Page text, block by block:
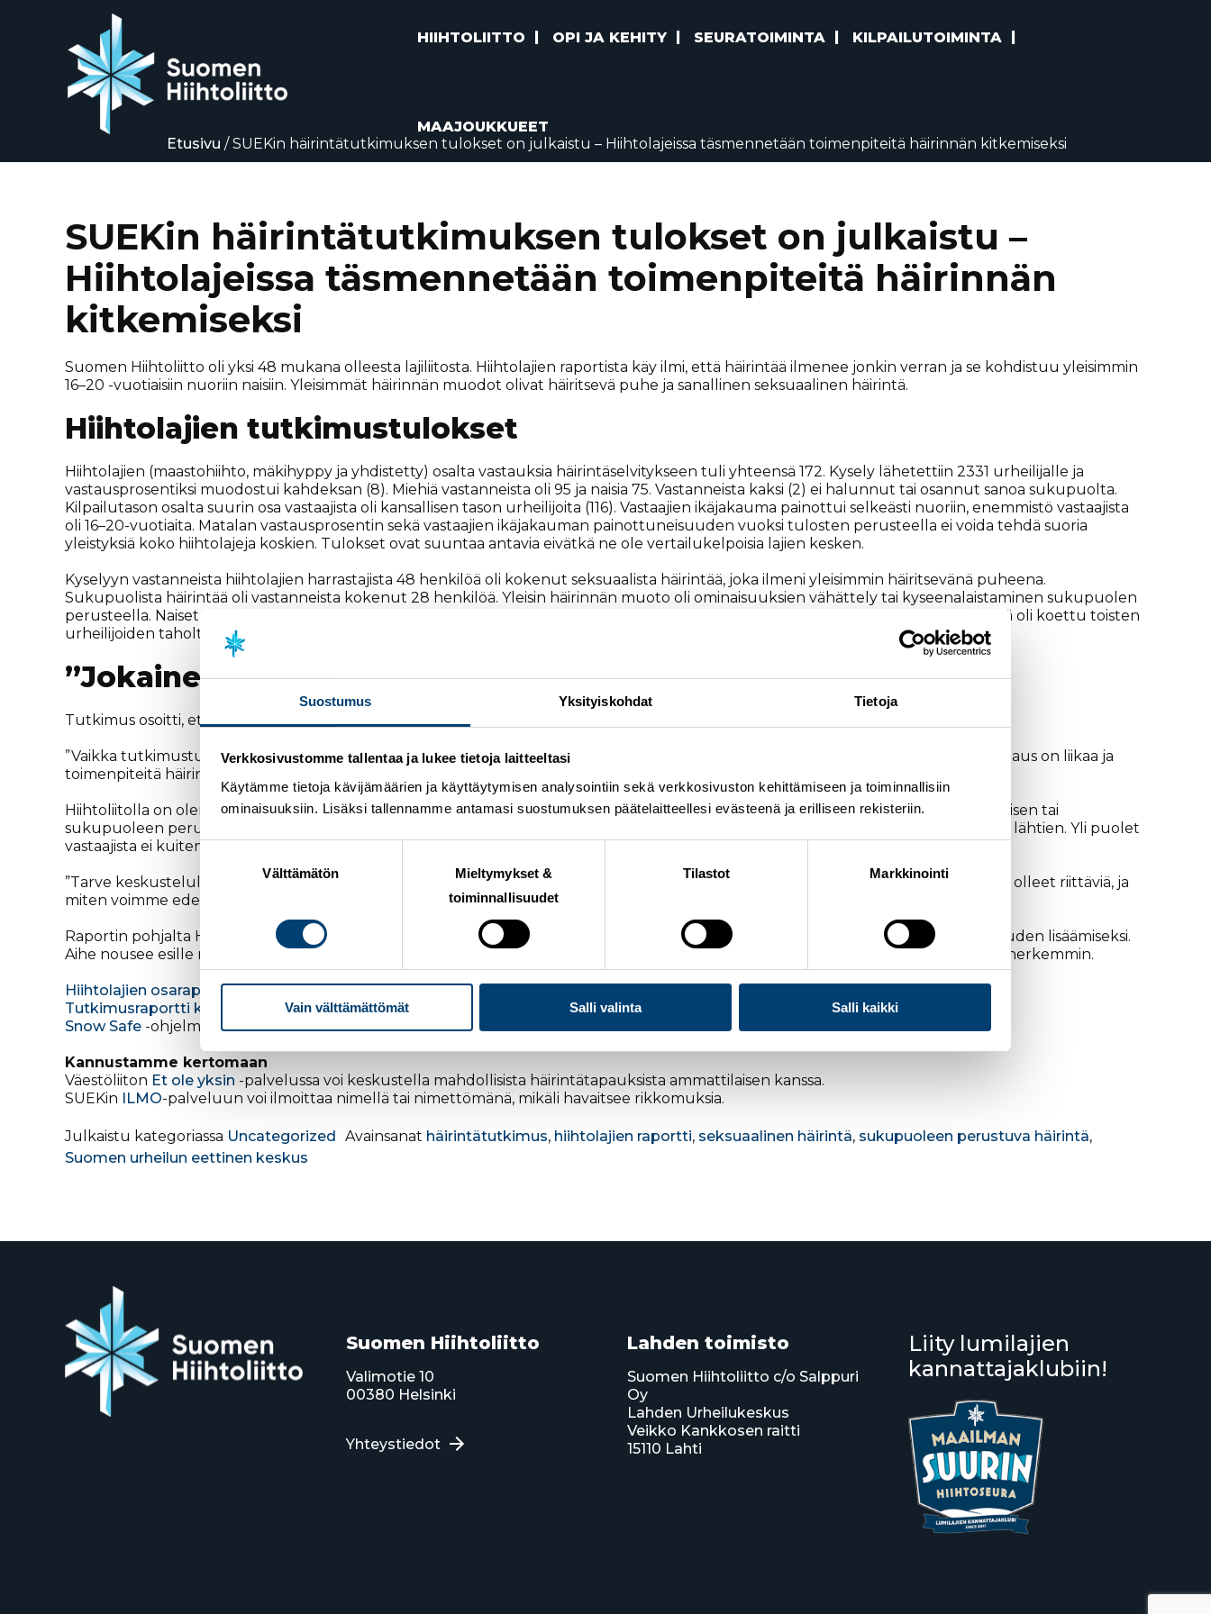
Suostumus Yksityiskohdat Tietoja
Verkkosivustomme tallentaa ja lukee tietoja laitteeltasi
Käytämme tietoja kävijämäärien ja käyttäytymisen analysointiin sekä verkkosivuston kehittämiseen ja toiminnallisiin
ominaisuuksiin. Lisäksi tallennamme antamasi suostumuksen päätelaitteellesi evästeenä ja erilliseen rekisteriin.
Välttämätön
Mieltymykset &
toiminnallisuudet
Tilastot Markkinointi
Vain välttämättömät Salli valinta Salli kaikki
HIIHTOLIITTO OPI JA KEHITY SEURATOIMINTA KILPAILUTOIMINTA
MAAJOUKKUEET
Etusivu /SUEKin häirintätutkimuksen tulokset on julkaistu – Hiihtolajeissa täsmennetään toimenpiteitä häirinnän kitkemiseksi
SUEKin häirintätutkimuksen tulokset on julkaistu –
Hiihtolajeissa täsmennetään toimenpiteitä häirinnän
kitkemiseksi
Suomen Hiihtoliitto oli yksi 48 mukana olleesta lajiliitosta. Hiihtolajien raportista käy ilmi, että häirintää ilmenee jonkin verran ja se kohdistuu yleisimmin
16–20 -vuotiaisiin nuoriin naisiin. Yleisimmät häirinnän muodot olivat häiritsevä puhe ja sanallinen seksuaalinen häirintä.
Hiihtolajien tutkimustulokset
Hiihtolajien (maastohiihto, mäkihyppy ja yhdistetty) osalta vastauksia häirintäselvitykseen tuli yhteensä 172. Kysely lähetettiin 2331 urheilijalle ja
vastausprosentiksi muodostui kahdeksan (8). Miehiä vastanneista oli 95 ja naisia 75. Vastanneista kaksi (2) ei halunnut tai osannut sanoa sukupuolta.
Kilpailutason osalta suurin osa vastaajista oli kansallisen tason urheilijoita (116). Vastaajien ikäjakauma painottui selkeästi nuoriin, enemmistö vastaajista
oli 16–20-vuotiaita. Matalan vastausprosentin sekä vastaajien ikäjakauman painottuneisuuden vuoksi tulosten perusteella ei voida tehdä suoria
yleistyksiä koko hiihtolajeja koskien. Tulokset ovat suuntaa antavia eivätkä ne ole vertailukelpoisia lajien kesken.
Kyselyyn vastanneista hiihtolajien harrastajista 48 henkilöä oli kokenut seksuaalista häirintää, joka ilmeni yleisimmin häiritsevänä puheena.
Sukupuolista häirintää oli vastanneista kokenut 28 henkilöä. Yleisin häirinnän muoto oli ominaisuuksien vähättely tai kyseenalaistaminen sukupuolen
perusteella. Naiset olivat kokeneet sekä seksuaalista että sukupuoleen perustuvaa häirintää miehiä yleisemmin. Yleisimmin häirintää oli koettu toisten
urheilijoiden taholta. Hiihtolajeissa häirintään syyllistyivät jonkin verran myös fanit ja sosiaalisen median seuraajat.
”Jokainen tapaus on liikaa”
Tutkimus osoitti, että seksuaalista tai sukupuoleen perustuvaa häirintää on myös lumilajeissa.
”Vaikka tutkimustulosten yleistettävyys vähäisen vastaajaprosentin vuoksi on hankalaa, emme saa sivuuttaa tilannetta. Jokainen tapaus on liikaa ja
toimenpiteitä häirinnän kitkemiseksi tehdään”, toteaa Hiihtoliiton toiminnanjohtaja
Hiihtoliitolla on olemassa Kansainvälisen Hiihtoliiton (FIS) toimesta raamitettu Snow Safe -ohjelma, jonka toimintaohjeet niin seksuaalisen tai
sukupuoleen perustuvan häirinnän kuin myös muun kiusaamisen ehkäisemiseksi ja kitkemiseksi ovat olleet käytössä vuodesta 2019 lähtien. Yli puolet
vastaajista ei kuitenkaan osannut sanoa, onko Hiihtoliitto tehnyt töitä häirinnän ehkäisemiseksi urheilussa.
”Tarve keskustelulle ja avoimelle viestinnälle on olemassa. Olemme olleet proaktiivisia, mutta nyt on hyvä aika pohtia, ovatko toimet olleet riittäviä, ja
miten voimme edelleen tehostaa toimia häirinnän minimoimiseksi”, jatkaa Hämäläinen.
Raportin pohjalta Hiihtoliitossa tarkennetaan parasta aikaa toimenpidesuunnitelmaa matalankynnyksen ilmoittamisen sekä tietoisuuden lisäämiseksi.
Aihe nousee esille maajoukkueiden tapaamisissa sekä avoimissa viestintäkanavissa, jotta tapaukset tunnistetaan ja niihin reagoidaan herkemmin.
Hiihtolajien osaraportti
Tutkimusraportti kokonaisuudessaan
Snow Safe -ohjelma
Kannustamme kertomaan
Väestöliiton Et ole yksin -palvelussa voi keskustella mahdollisista häirintätapauksista ammattilaisen kanssa.
SUEKin ILMO-palveluun voi ilmoittaa nimellä tai nimettömänä, mikäli havaitsee rikkomuksia.
Julkaistu kategoriassa Uncategorized Avainsanat häirintätutkimus, hiihtolajien raportti, seksuaalinen häirintä, sukupuoleen perustuva häirintä,
Suomen urheilun eettinen keskus
Suomen Hiihtoliitto
Valimotie 10
00380 Helsinki
Yhteystiedot
Lahden toimisto
Suomen Hiihtoliitto c/o Salppuri
Oy
Lahden Urheilukeskus
Veikko Kankkosen raitti
15110 Lahti
Liity lumilajien
kannattajaklubiin!